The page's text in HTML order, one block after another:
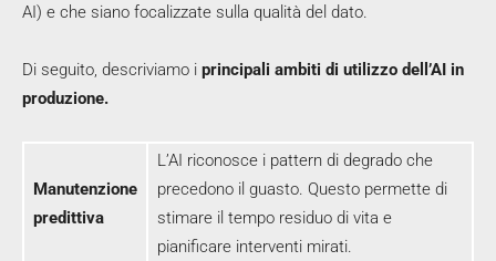
AI) e che siano focalizzate sulla qualità del dato.
Di seguito, descriviamo i principali ambiti di utilizzo dell’AI in
produzione.
Manutenzione
predittiva
L’AI riconosce i pattern di degrado che
precedono il guasto. Questo permette di
stimare il tempo residuo di vita e
pianificare interventi mirati.